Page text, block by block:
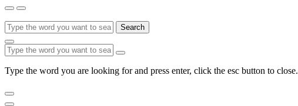
Search
Type the word you are looking for and press enter, click the esc button to close.